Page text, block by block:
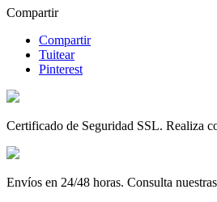
Compartir
Compartir
Tuitear
Pinterest
Certificado de Seguridad SSL. Realiza
Envíos en 24/48 horas. Consulta